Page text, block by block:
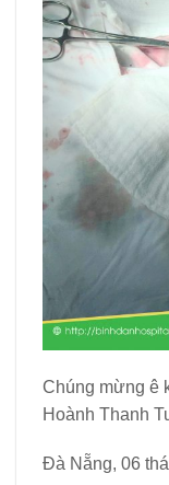
Chúng mừng ê
Hoành Thanh
Đà Nẵng, 06